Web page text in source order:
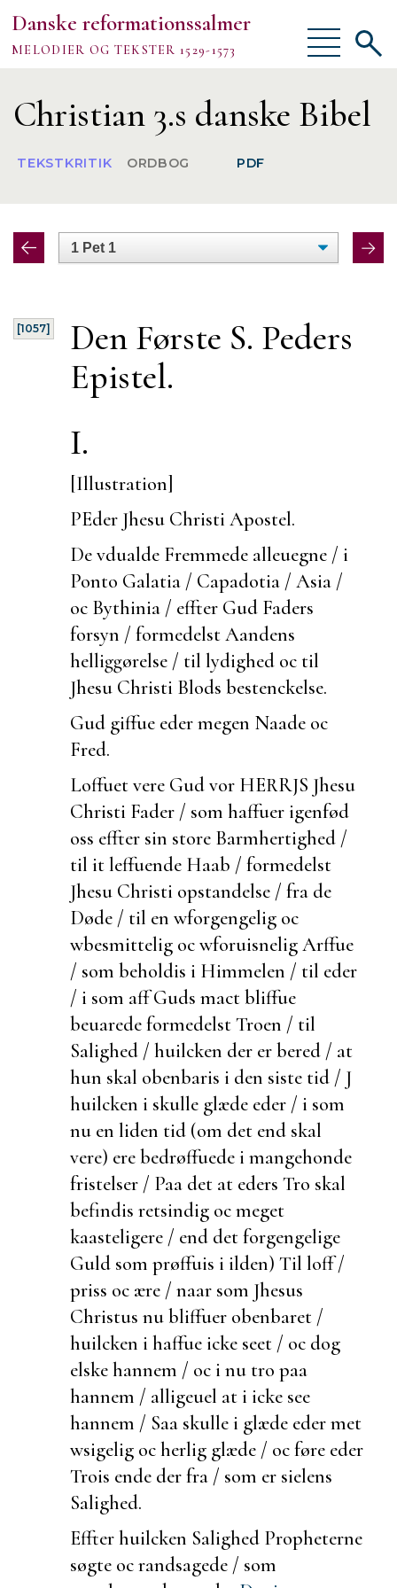
Danske reformationssalmer
MELODIER OG TEKSTER 1529-1573
Vis/skjul
menu
Om
TEKSTER
MELODIER
Vis/
Christian 3.s danske Bibel
TEKSTKRITIK ORDBOG PDF
[1057]
Den Første S. Peders
Epistel.
I.
[Illustration]
PEder Jhesu Christi Apostel.
De vdualde Fremmede alleuegne / i
Ponto Galatia / Capadotia / Asia /
oc Bythinia / effter Gud Faders
forsyn / formedelst Aandens
helliggørelse / til lydighed oc til
Jhesu Christi Blods bestenckelse.
Gud giffue eder megen Naade oc
Fred.
Loffuet vere Gud vor HERRJS Jhesu
Christi Fader / som haffuer igenfød
oss effter sin store Barmhertighed /
til it leffuende Haab / formedelst
Jhesu Christi opstandelse / fra de
Døde / til en wforgengelig oc
wbesmittelig oc wforuisnelig Arffue
/ som beholdis i Himmelen / til eder
/ i som aff Guds mact bliffue
beuarede formedelst Troen / til
Salighed / huilcken der erbered / at
hun skal obenbaris i den siste tid / J
huilcken i skulle glæde eder / i som
nu en liden tid (om det end skal
vere) ere bedrøffuede i mangehonde
fristelser / Paa det at eders Tro skal
befindis retsindig oc meget
kaasteligere / end det forgengelige
Guld som prøffuis i ilden) Til loff /
priss oc ære / naar som Jhesus
Christus nu bliffuer obenbaret /
huilcken i haffue icke seet / oc dog
elske hannem / oc i nu tro paa
hannem / alligeuel at i icke see
hannem / Saa skulle i glæde eder met
wsigelig oc herlig glæde / oc føre eder
Trois ende der fra / som er sielens
Salighed.
Effter huilcken Salighed Propheterne
søgte ocrandsagede / som